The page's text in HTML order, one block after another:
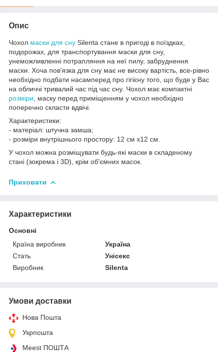
Опис
Чохол маски для сну Silenta стане в пригоді в поїздках,
подорожах, для транспортування маски для сну,
унеможливленні потрапляння на неї пилу, забруднення
маски. Хоча пов'язка для сну має не високу вартість, все-рівно
необхідно подбати насамперед про гігієну того, що буде у Вас
на обличчі тривалий час під час сну. Чохол має компактні
розміри , маску перед приміщенням у чохол необхідно
поперечно скласти вдвічі.
Характеристики:
- матеріал: штучна замша;
- розміри внутрішнього простору: 12 см х12 см.
У чохол можна розміщувати будь-які маски в складеному
стані (зокрема і 3D), крім об'ємних масок.
Приховати
Характеристики
Основні
Країна виробник
Україна
Стать
Унісекс
Виробник
Silenta
Умови доставки
Нова Пошта
Укрпошта
Meest ПОШТА